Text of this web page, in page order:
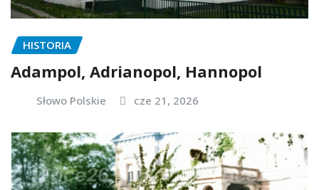
HISTORIA
Adampol, Adrianopol, Hannopol
Słowo Polskie cze 21, 2026